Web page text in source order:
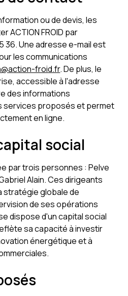
ou de devis, les
ACTION FROID par
36. Une adresse e-mail est
les communications
froid.fr. De plus, le
accessible à l'adresse
des informations
services proposés et permet
en ligne.
social
par trois personnes : Pelve
Alain. Ces dirigeants
stratégie globale de
de ses opérations
dispose d'un capital social
sa capacité à investir
énergétique et à